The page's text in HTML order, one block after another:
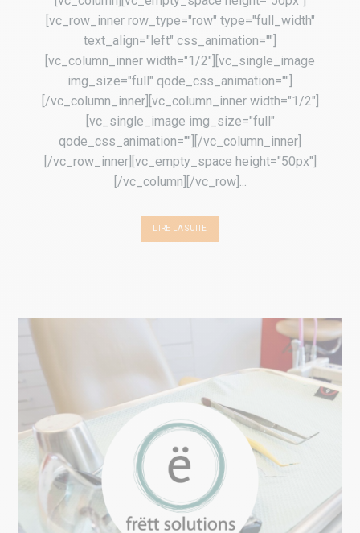
[vc_row_inner row_type="row" type="full_width"
text_align="left" css_animation=""]
[vc_column_inner width="1/2"][vc_single_image
img_size="full" qode_css_animation=""]
[/vc_column_inner][vc_column_inner width="1/2"]
[vc_single_image img_size="full"
qode_css_animation=""][/vc_column_inner]
[/vc_row_inner][vc_empty_space height="50px"]
[/vc_column][/vc_row]...
LIRE LA SUITE